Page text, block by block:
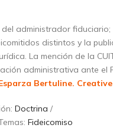
del administrador
distintos y la
La mención de la
administrativa ante el
Bertuline.
Doctrina /
Fideicomiso